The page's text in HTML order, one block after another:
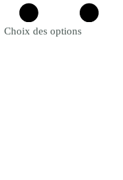
Choix des options